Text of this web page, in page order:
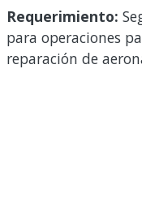
Requerimiento:
para operaciones
reparación de